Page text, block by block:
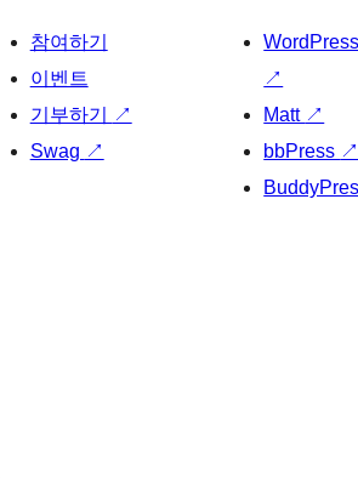
참여하기
이벤트
기부하기
↗
Swag ↗
↗
Matt ↗
bbPress ↗